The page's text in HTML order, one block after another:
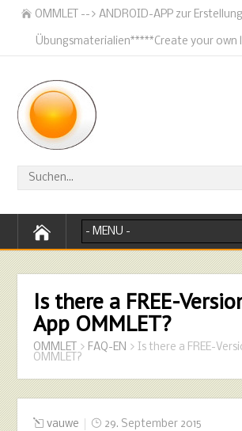
OMMLET --> ANDROID-APP zur
Übungsmaterialien*****Create your
Is there a FREE-
App OMMLET?
OMMLET > FAQ-EN >Is there a FREE-
OMMLET?
vauwe 29. September 2015